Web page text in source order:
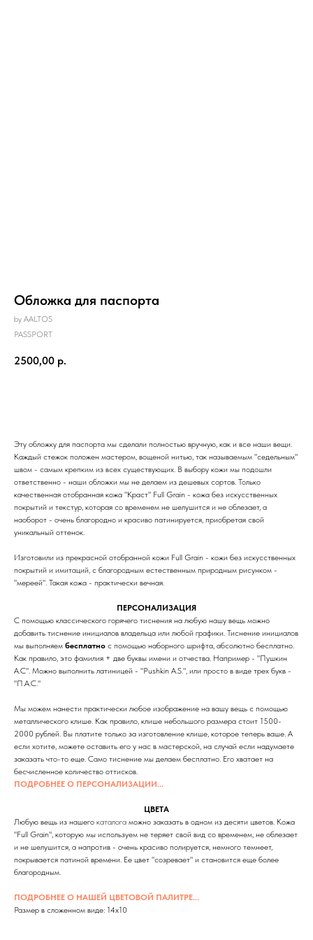
Обложка для паспорта
by AALTOS
PASSPORT
2500,00 р.
Эту обложку для паспорта мы сделали полностью вручную, как и все наши вещи.
Каждый стежок положен мастером, вощеной нитью, так называемым "седельным"
швом - самым крепким из всех существующих. В выбору кожи мы подошли
ответственно - наши обложки мы не делаем из дешевых сортов. Только
качественная отобранная кожа "Краст" Full Grain - кожа без искусственных
покрытий и текстур, которая со временем не шелушится и не облезает, а
наоборот - очень благородно и красиво патинируется, приобретая свой
уникальный оттенок.
Изготовили из прекрасной отобранной кожи Full Grain - кожи без искусственных
покрытий и имитаций, с благородным естественным природным рисунком -
"мереей". Такая кожа - практически вечная.
ПЕРСОНАЛИЗАЦИЯ
С помощью классического горячего тиснения на любую нашу вещь можно
добавить тиснение инициалов владельца или любой графики. Тиснение инициалов
мы выполняем бесплатно с помощью наборного шрифта, абсолютно бесплатно.
Как правило, это фамилия + две буквы имени и отчества. Например - "Пушкин
А.С". Можно выполнить латиницей - "Pushkin A.S.", или просто в виде трех букв -
"П.А.С."
Мы можем нанести практически любое изображение на вашу вещь с помощью
металлического клише. Как правило, клише небольшого размера стоит 1500-
2000 рублей. Вы платите только за изготовление клише, которое теперь ваше. А
если хотите, можете оставить его у нас в мастерской, на случай если надумаете
заказать что-то еще. Само тиснение мы делаем бесплатно. Его хватает на
бесчисленное количество оттисков.
ПОДРОБНЕЕ О ПЕРСОНАЛИЗАЦИИ...
ЦВЕТА
Любую вещь из нашего каталога можно заказать в одном из десяти цветов. Кожа
"Full Grain", которую мы используем не теряет свой вид со временем, не облезает
и не шелушится, а напротив - очень красиво полируется, немного темнеет,
покрывается патиной времени. Ее цвет "созревает" и становится еще более
благородным.
ПОДРОБНЕЕ О НАШЕЙ ЦВЕТОВОЙ ПАЛИТРЕ...
Размер в сложенном виде: 14х10